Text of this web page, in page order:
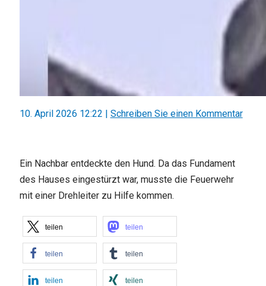
10. April 2026 12:22 Schreiben Sie einen Kommentar
Ein Nachbar entdeckte den Hund. Da das Fundament
des Hauses eingestürzt war, musste die Feuerwehr
mit einer Drehleiter zu Hilfe kommen.
teilen teilen
teilen teilen
teilen teilen